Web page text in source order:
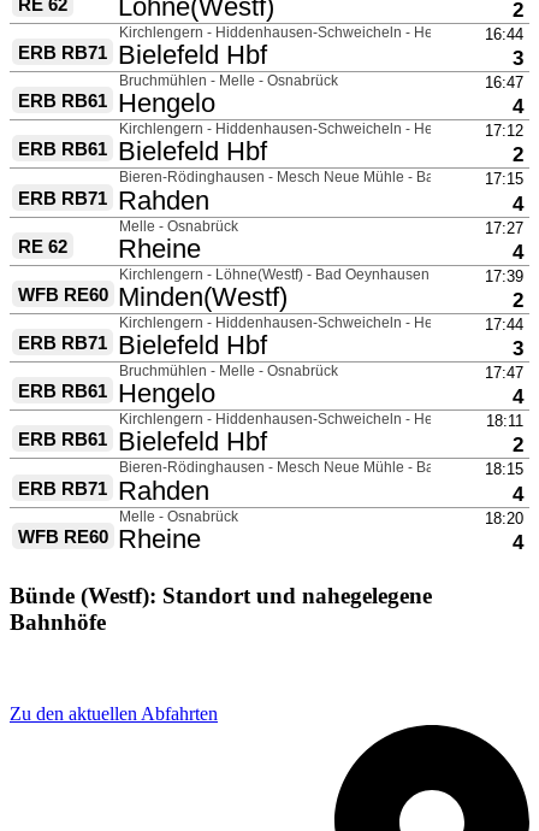
Bünde (Westf): Standort und nahegelegene
Bahnhöfe
Zu den aktuellen Abfahrten